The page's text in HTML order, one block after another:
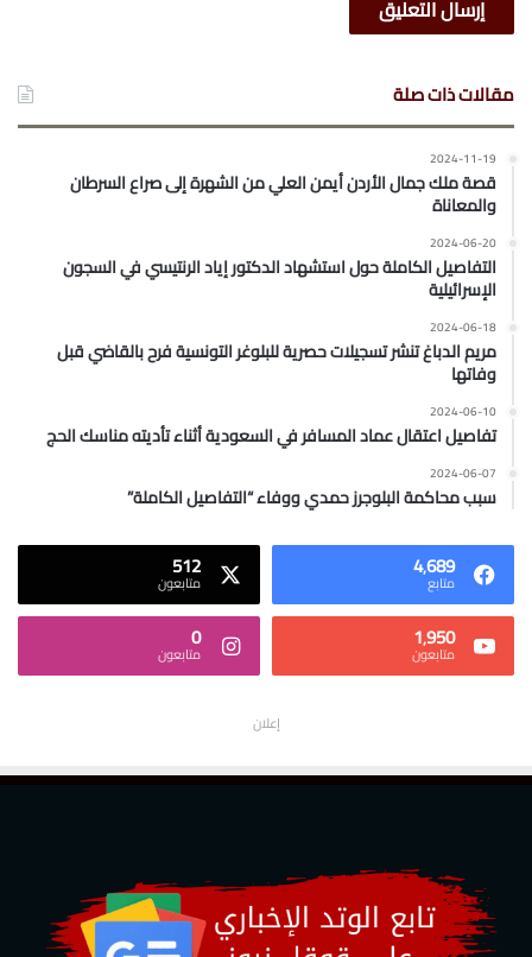
مقالات ذات صلة
2024-11-19
قصة ملك جمال الأردن أيمن العلي من الشهرة إلى صراع السرطان
والمعاناة
2024-06-20
التفاصيل الكاملة حول استشهاد الدكتور إياد الرنتيسي في السجون
الإسرائيلية
2024-06-18
مريم الدباغ تنشر تسجيلات حصرية للبلوغر التونسية فرح بالقاضي قبل
وفاتها
2024-06-10
تفاصيل اعتقال عماد المسافر في السعودية أثناء تأديته مناسك الحج
2024-06-07
سبب محاكمة البلوجرز حمدي ووفاء “التفاصيل الكاملة”
4٬689
متابع 512
متابعون
1٬950
متابعون 0
متابعون
إعلان